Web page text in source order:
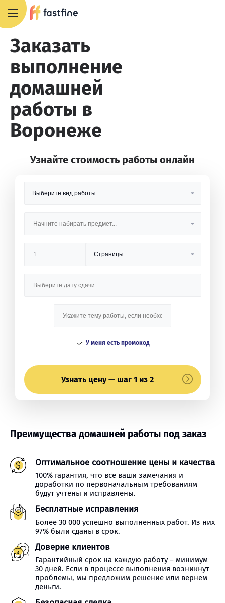
Заказать
выполнение
домашней
работы в
Воронеже
Узнайте стоимость работы онлайн
У меня есть промокод
Узнать цену — шаг 1 из 2
Преимущества домашней работы под заказ
Оптимальное соотношение цены и качества
100% гарантия, что все ваши замечания и
доработки по первоначальным требованиям
будут учтены и исправлены.
Бесплатные исправления
Более 30 000 успешно выполненных работ. Из них
97% были сданы в срок.
Доверие клиентов
Гарантийный срок на каждую работу – минимум
30 дней. Если в процессе выполнения возникнут
проблемы, мы предложим решение или вернем
деньги.